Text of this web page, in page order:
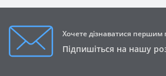
Хочете дізнаватися першим
Підпишіться на нашу